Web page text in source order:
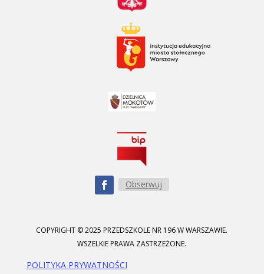
Obserwuj
COPYRIGHT © 2025 PRZEDSZKOLE NR 196 W WARSZAWIE.
WSZELKIE PRAWA ZASTRZEŻONE.
POLITYKA PRYWATNOŚCI